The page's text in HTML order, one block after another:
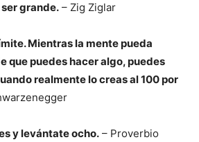
grande. – Zig Ziglar
Mientras la mente pueda
que puedes hacer algo, puedes
realmente lo creas al 100 por
y levántate ocho. – Proverbio